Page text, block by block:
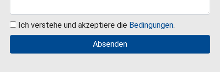
Ich verstehe und akzeptiere die Bedingungen.